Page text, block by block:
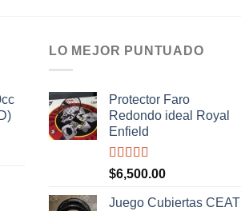
LO MEJOR PUNTUADO
Protector Faro
Redondo ideal Royal
Enfield
Valorado
con
5
$6,500.00
Juego Cubiertas CEAT